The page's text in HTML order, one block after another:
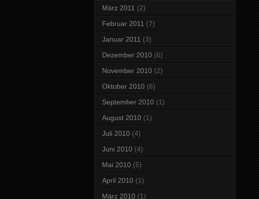
März 2011 (2)
Februar 2011 (7)
Januar 2011 (3)
Dezember 2010 (6)
November 2010 (2)
Oktober 2010 (6)
September 2010 (1)
August 2010 (1)
Juli 2010 (4)
Juni 2010 (4)
Mai 2010 (5)
April 2010 (1)
März 2010 (1)